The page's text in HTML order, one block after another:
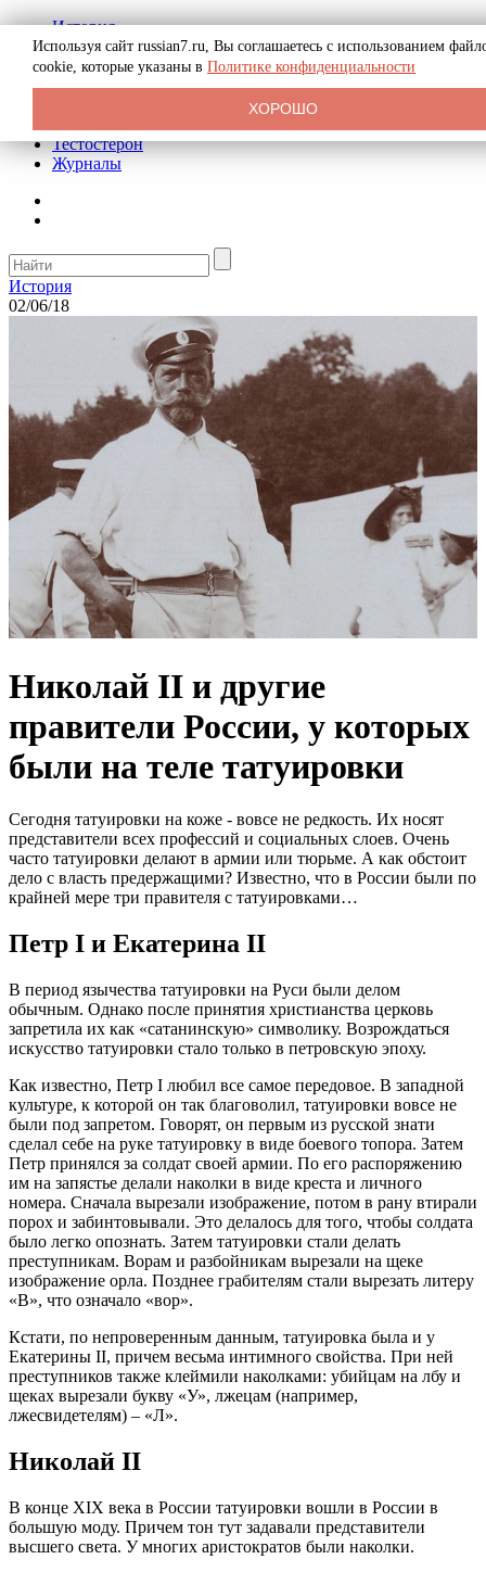
История
Биография
Криминал
Реклама на сайте
Тестостерон
Журналы
История
02/06/18
Николай II и другие
правители России, у которых
были на теле татуировки
Сегодня татуировки на коже - вовсе не редкость. Их носят
представители всех профессий и социальных слоев. Очень
часто татуировки делают в армии или тюрьме. А как обстоит
дело с власть предержащими? Известно, что в России были по
крайней мере три правителя с татуировками…
Петр I и Екатерина II
В период язычества татуировки на Руси были делом
обычным. Однако после принятия христианства церковь
запретила их как «сатанинскую» символику. Возрождаться
искусство татуировки стало только в петровскую эпоху.
Как известно, Петр I любил все самое передовое. В западной
культуре, к которой он так благоволил, татуировки вовсе не
были под запретом. Говорят, он первым из русской знати
сделал себе на руке татуировку в виде боевого топора. Затем
Петр принялся за солдат своей армии. По его распоряжению
им на запястье делали наколки в виде креста и личного
номера. Сначала вырезали изображение, потом в рану втирали
порох и забинтовывали. Это делалось для того, чтобы солдата
было легко опознать. Затем татуировки стали делать
преступникам. Ворам и разбойникам вырезали на щеке
изображение орла. Позднее грабителям стали вырезать литеру
«В», что означало «вор».
Кстати, по непроверенным данным, татуировка была и у
Екатерины II, причем весьма интимного свойства. При ней
преступников также клеймили наколками: убийцам на лбу и
щеках вырезали букву «У», лжецам (например,
лжесвидетелям) – «Л».
Николай II
В конце ХIХ века в России татуировки вошли в России в
большую моду. Причем тон тут задавали представители
высшего света. У многих аристократов были наколки.
Используя сайт russian7.ru, Вы соглашаетесь с использованием
cookie, которые указаны в Политике конфиденциальности
ХОРОШО